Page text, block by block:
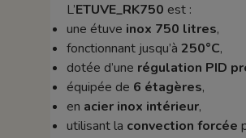
L’ETUVE_RK750 est :
une étuve inox 750 litres,
fonctionnant jusqu’à 250°C,
dotée d’une régulation PID
équipée de 6 étagères,
en acier inox intérieur,
utilisant la convection forcée